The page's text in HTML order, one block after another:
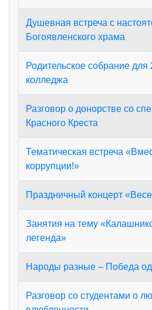
Душевная встреча с
Богоявленского храма
Родительское собрание для
колледжа
Разговор о донорстве со
Красного Креста
Тематическая встреча
коррупции!»
Праздничный концерт
Занятия на тему
легенда»
Народы разные – Победа
Разговор со студентами о